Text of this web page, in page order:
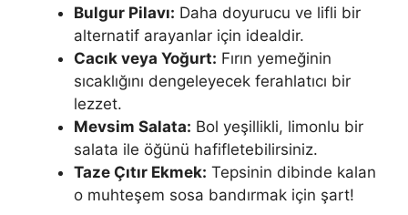
Bulgur Pilavı: Daha doyurucu ve lifli bir
alternatif arayanlar için idealdir.
Cacık veya Yoğurt: Fırın yemeğinin
sıcaklığını dengeleyecek ferahlatıcı bir
lezzet.
Mevsim Salata: Bol yeşillikli, limonlu bir
salata ile öğünü hafifletebilirsiniz.
Taze Çıtır Ekmek: Tepsinin dibinde kalan
o muhteşem sosa bandırmak için şart!